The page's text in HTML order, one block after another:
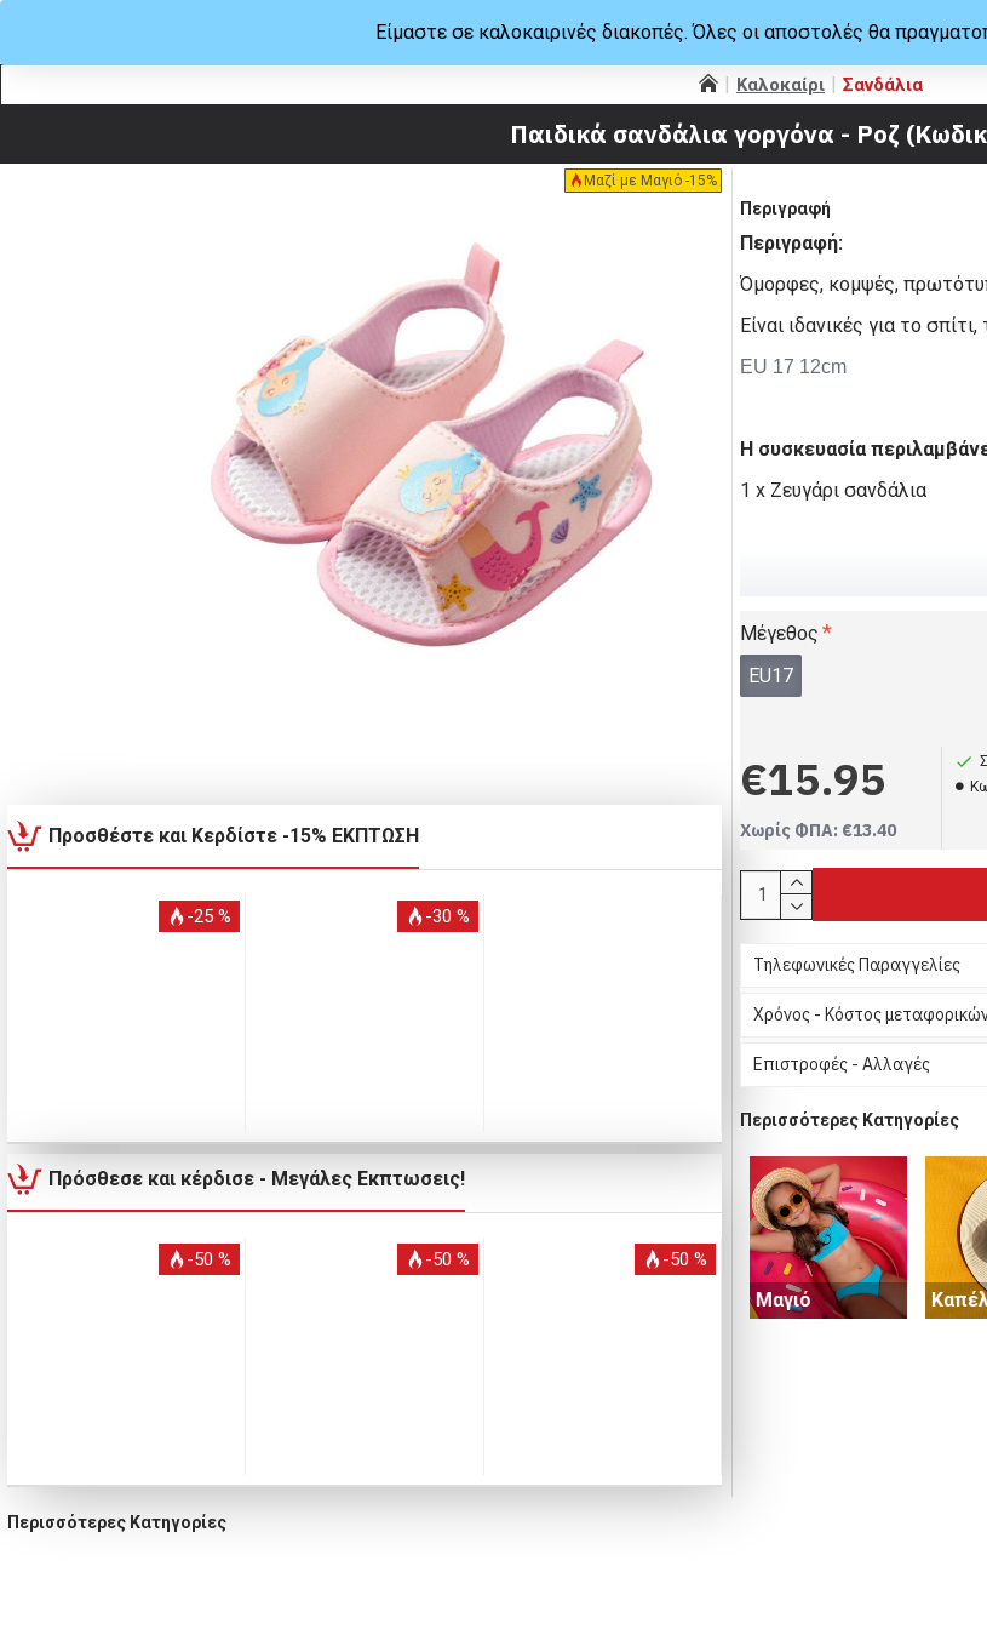
Καλοκαίρι Σανδάλια
Παιδικά σανδάλια γοργόνα - Ροζ
Μαζί με Μαγιό -15%
Προσθέστε και Κερδίστε -15% ΕΚΠΤΩΣΗ
-25 % -30 %
Πρόσθεσε και κέρδισε - Μεγάλες Εκπτωσεις!
-50 % -50 % -50 % -30 %
Περιγραφή
Περιγραφή:
Όμορφες, κομψές,
Είναι ιδανικές για το
EU 17 12cm
Η συσκευασία
1 x Ζευγάρι σανδάλια
€15.95
Χωρίς ΦΠΑ: €13.40
Μέγεθος
EU17
Τηλεφωνικές Παραγγελίες
Χρόνος - Κόστος
Επιστροφές - Αλλαγές
Περισσότερες Κατηγορίες
Μαγιό
Περισσότερες Κατηγορίες
Αξεσουάρ
Είμαστε σε καλοκαιρινές διακοπές. Όλες οι αποστολές θα